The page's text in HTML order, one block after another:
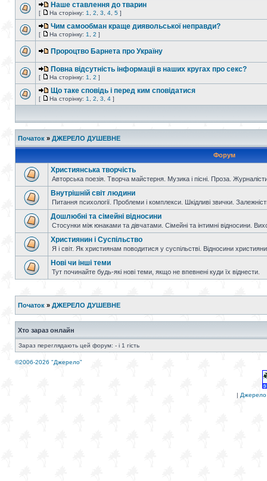
Наше ставлення до тварин
[ На сторінку: 1 2 3 4 5 ]
Чим самообман краще диявольської неправди?
[ На сторінку: 1 2 ]
Пророцтво Барнета про Україну
Повна відсутність інформаціі в наших кругах про секс?
[ На сторінку: 1 2 ]
Що таке сповідь і перед ким сповідатися
[ На сторінку: 1 2 3 4 ]
Початок » ДЖЕРЕЛО ДУШЕВНЕ
Форум
Християнська творчість
Авторська поезія. Творча майстерня. Музика і пісні. Проза.
Внутрішній світ людини
Питання психології. Проблеми і комплекси. Шкідливі звички.
Дошлюбні та сімейні відносини
Стосунки між юнаками та дівчатами. Сімейні та інтимні відносини.
Християнин і Суспільство
Я і світ. Як християнам поводитися у суспільстві. Відносини
Нові чи інші теми
Тут починайте будь-які нові теми, якщо не впевнені куди їх віднести.
Початок » ДЖЕРЕЛО ДУШЕВНЕ
Хто зараз онлайн
Зараз переглядають цей форум: - і 1 гість
©2006-2026 "Джерело"
| Джерело